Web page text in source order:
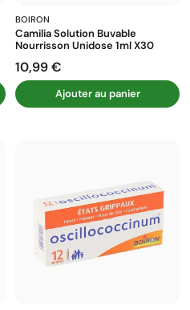
BOIRON
Camilia Solution Buvable
Nourrisson Unidose 1ml X30
Prix
10,99 €
Ajouter au panier